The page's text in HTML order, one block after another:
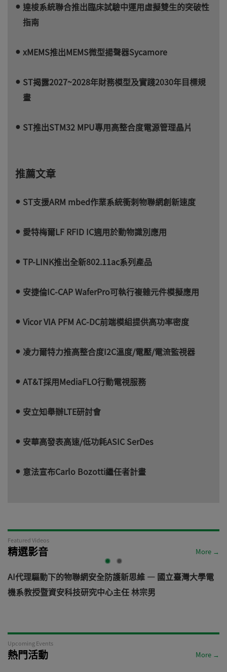
達梭系統聯合推出臨床試驗中運用虛擬雙生的突破性
指南
xMEMS推出MEMS微型揚聲器Sycamore
ST揭露2027~2028年財務模型及實踐2030年目標規
畫
ST推出STM32 MPU專用高整合度電源管理晶片
推薦文章
ST支援ARM mbed作業系統衝刺物聯網創新速度
愛特梅爾LF RFID IC適用於動物識別應用
TP-LINK推出全新802.11ac系列產品
安捷倫IC-CAP WaferPro可執行複雜元件模擬應用
Vicor VIA PFM AC-DC前端模組提供高功率密度
凌力爾特力推高整合度I2C溫度/電壓/電流監視器
AT&T採用MediaFLO行動電視服務
安立知舉辦LTE研討會
安華高發表高速/低功耗ASIC SerDes
意法宣布Carlo Bozotti繼任者計畫
Featured Videos
精選影音 More →
AI代理驅動下的物聯網安全防護新思維 — 國立臺灣大學電
機系教授暨資安科技研究中心主任 林宗男
Upcoming Events
熱門活動 More →